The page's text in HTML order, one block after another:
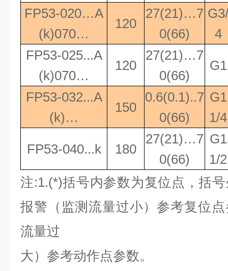
FP53-020…A
(k)070…
120
27(21)…7
0(66)
G3/
4
FP53-025...A
(k)070…
120
27(21)…7
0(66)
G1
FP53-032...A
(k)…
150
0.6(0.1)..7
0(66)
G1
1/4
FP53-040...k 180
27(21)…7
0(66)
G1
1/2
注:1.(*)括号内参数为复位点，括
报警（监测流量过小）参考复位
流量过
大）参考动作点参数。